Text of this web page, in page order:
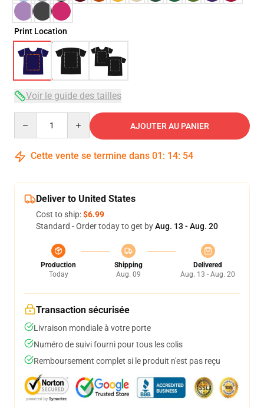
Print Location
Voir le guide des tailles
AJOUTER AU PANIER
Cette vente se termine dans 01 : 14: 54
Deliver to United States
Cost to ship:$6.99
Standard - Order today to get byAug. 13 - Aug. 20
Production
Today
Shipping
Aug. 09
Delivered
Aug. 13 - Aug. 20
Transaction sécurisée
Livraison mondiale à votre porte
Numéro de suivi fourni pour tous les colis
Remboursement complet si le produit n'est pas reçu